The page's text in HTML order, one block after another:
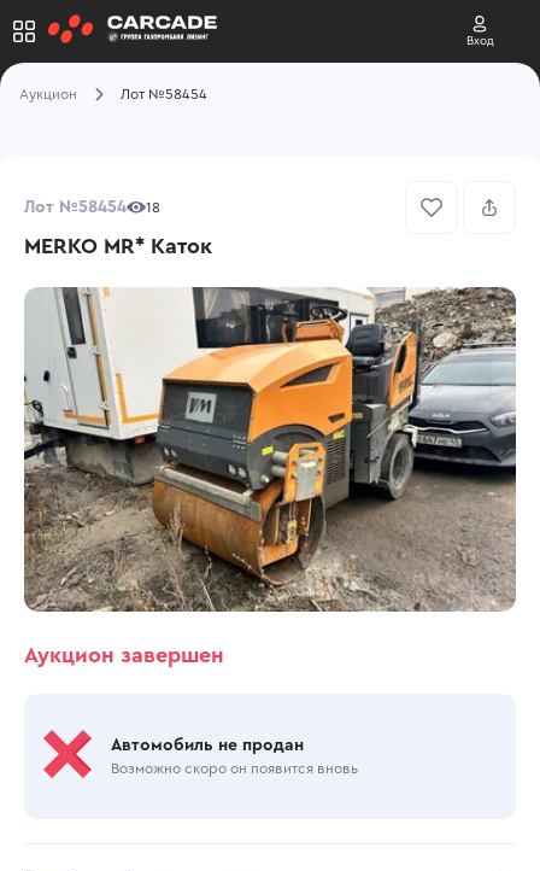
Вход
Аукцион Лот №58454
Лот №58454 18
MERKO MR* Каток
Аукцион завершен
Автомобиль не продан
Возможно скоро он появится вновь